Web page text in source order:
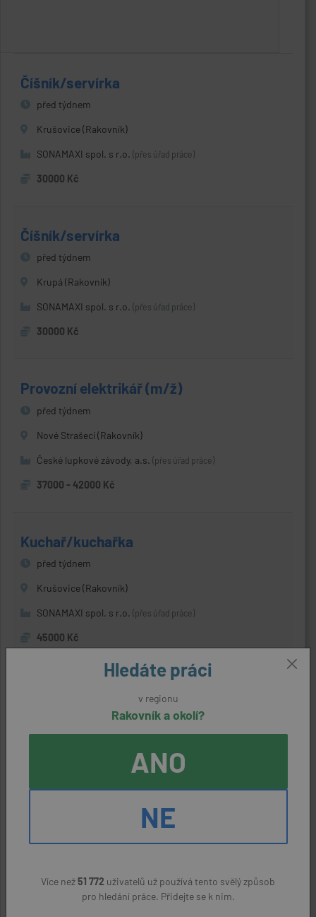
Číšník/servírka
před týdnem
Krušovice (Rakovník)
SONAMAXI spol. s r.o. (přes úřad práce)
30000 Kč
Číšník/servírka
před týdnem
Krupá (Rakovník)
SONAMAXI spol. s r.o. (přes úřad práce)
30000 Kč
Provozní elektrikář (m/ž)
před týdnem
Nové Strašecí (Rakovník)
České lupkové závody, a.s. (přes úřad práce)
37000 - 42000 Kč
Kuchař/kuchařka
před týdnem
Krušovice (Rakovník)
SONAMAXI spol. s r.o. (přes úřad práce)
45000 Kč
(přes úřad práce)
136 - 146 Kč
Kuchař/kuchařka
Krupá (Rakovník)
Hledáte práci
v regionu
Rakovník a okolí?
ANO
NE
Více než51 772 uživatelů už používá tento svělý způsob
pro hledání práce. Přidejte se k nim.